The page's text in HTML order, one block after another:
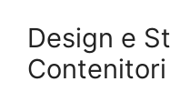
Design e